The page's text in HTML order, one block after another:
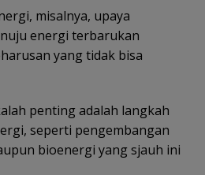
misalnya, upaya
energi terbarukan
yang tidak bisa
penting adalah langkah
seperti pengembangan
bioenergi yang sjauh ini